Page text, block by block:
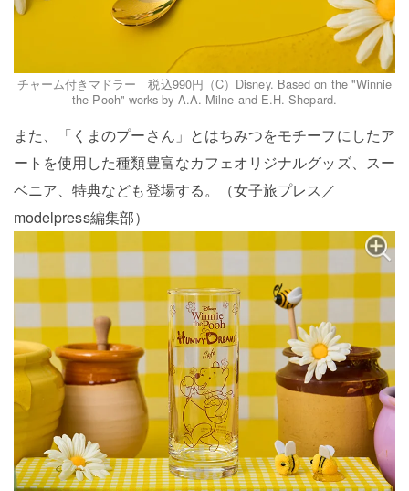
チャーム付きマドラー 税込990円（C）Disney. Based on the "Winnie
the Pooh" works by A.A. Milne and E.H. Shepard.
また、「くまのプーさん」とはちみつをモチーフにしたア
ートを使用した種類豊富なカフェオリジナルグッズ、スー
ベニア、特典なども登場する。（女子旅プレス／
modelpress編集部）